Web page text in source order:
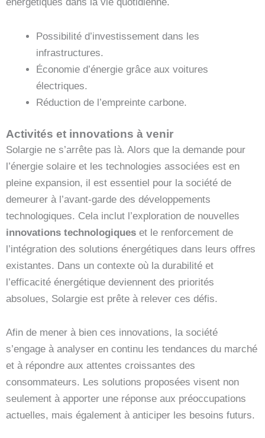
Possibilité d’investissement dans les
infrastructures.
Économie d’énergie grâce aux voitures
électriques.
Réduction de l’empreinte carbone.
Activités et innovations à venir
Solargie ne s’arrête pas là. Alors que la demande pour
l’énergie solaire et les technologies associées est en
pleine expansion, il est essentiel pour la société de
demeurer à l’avant-garde des développements
technologiques. Cela inclut l’exploration de nouvelles
innovations technologiques et le renforcement de
l’intégration des solutions énergétiques dans leurs offres
existantes. Dans un contexte où la durabilité et
l’efficacité énergétique deviennent des priorités
absolues, Solargie est prête à relever ces défis.
Afin de mener à bien ces innovations, la société
s’engage à analyser en continu les tendances du marché
et à répondre aux attentes croissantes des
consommateurs. Les solutions proposées visent non
seulement à apporter une réponse aux préoccupations
actuelles, mais également à anticiper les besoins futurs.